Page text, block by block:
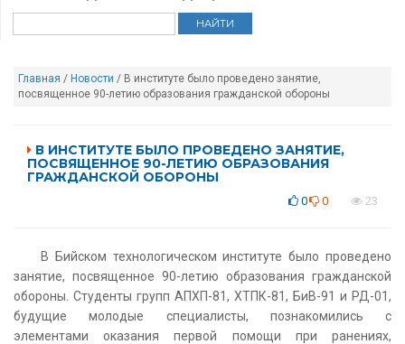
Главная / Новости / В институте было проведено занятие,
посвященное 90-летию образования гражданской обороны
В ИНСТИТУТЕ БЫЛО ПРОВЕДЕНО ЗАНЯТИЕ,
ПОСВЯЩЕННОЕ 90-ЛЕТИЮ ОБРАЗОВАНИЯ
ГРАЖДАНСКОЙ ОБОРОНЫ
0 0 23
В Бийском технологическом институте было проведено
занятие, посвященное 90-летию образования гражданской
обороны. Студенты групп АПХП-81, ХТПК-81, БиВ-91 и РД-01,
будущие молодые специалисты, познакомились с
элементами оказания первой помощи при ранениях,